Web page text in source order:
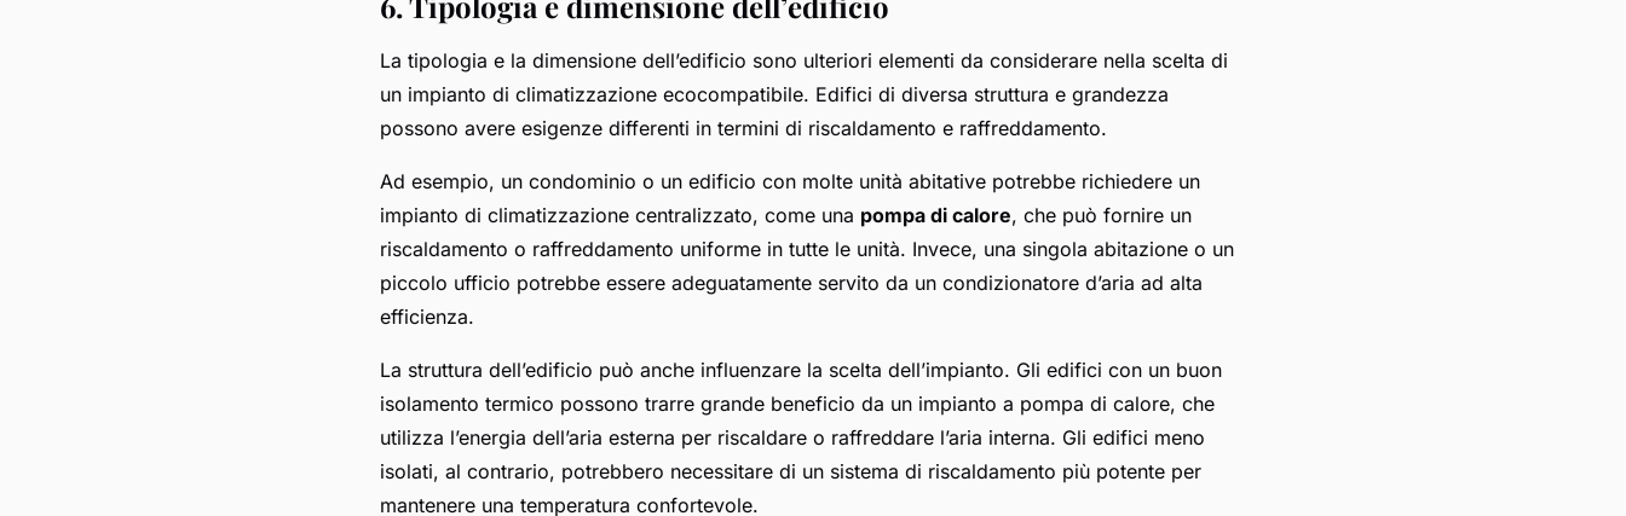
La tipologia e la dimensione dell’edificio sono ulteriori elementi da considerare nella scelta di
un impianto di climatizzazione ecocompatibile. Edifici di diversa struttura e grandezza
possono avere esigenze differenti in termini di riscaldamento e raffreddamento.
Ad esempio, un condominio o un edificio con molte unità abitative potrebbe richiedere un
impianto di climatizzazione centralizzato, come una pompa di calore, che può fornire un
riscaldamento o raffreddamento uniforme in tutte le unità. Invece, una singola abitazione o un
piccolo ufficio potrebbe essere adeguatamente servito da un condizionatore d’aria ad alta
efficienza.
La struttura dell’edificio può anche influenzare la scelta dell’impianto. Gli edifici con un buon
isolamento termico possono trarre grande beneficio da un impianto a pompa di calore, che
utilizza l’energia dell’aria esterna per riscaldare o raffreddare l’aria interna. Gli edifici meno
isolati, al contrario, potrebbero necessitare di un sistema di riscaldamento più potente per
mantenere una temperatura confortevole.